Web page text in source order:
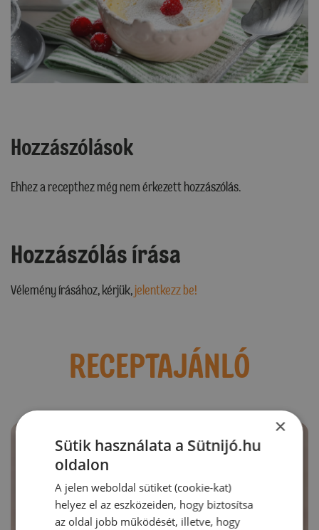
Hozzászólások
Ehhez a recepthez még nem érkezett hozzászólás.
Hozzászólás írása
Vélemény írásához, kérjük,jelentkezz be!
RECEPTAJÁNLÓ
×
Sütik használata a Sütnijó.hu
oldalon
A jelen weboldal sütiket (cookie-kat)
helyez el az eszközeiden, hogy biztosítsa
az oldal jobb működését, illetve, hogy